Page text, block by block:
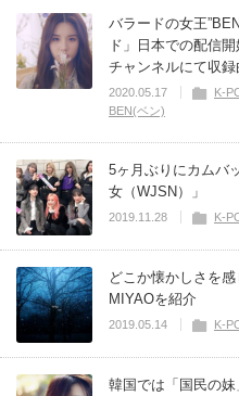
バラードの女王
ド」日本での配信
チャンネルにて収
2020.05.17 K-
BEN(ベン)
5ヶ月ぶりにカムバ
女（WJSN）」
2019.11.28 K-
どこか懐かしさを
MIYAOを紹介
2019.05.14 K-
韓国では「国民の妹